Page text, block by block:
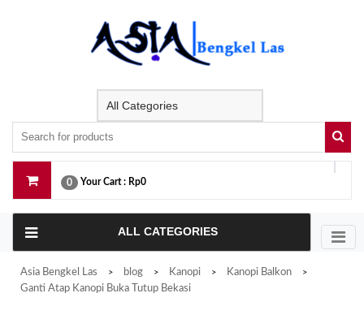
0 Your Cart : Rp0
ALL CATEGORIES
Asia Bengkel Las > blog > Kanopi > Kanopi Balkon >
Ganti Atap Kanopi Buka Tutup Bekasi